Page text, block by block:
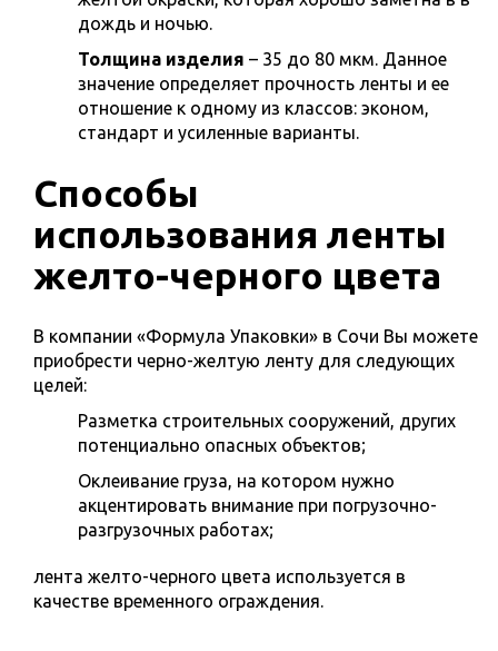
дождь и ночью.
Толщина изделия – 35 до 80 мкм. Данное
значение определяет прочность ленты и ее
отношение к одному из классов: эконом,
стандарт и усиленные варианты.
Способы
использования ленты
желто-черного цвета
В компании «Формула Упаковки» в Сочи Вы можете
приобрести черно-желтую ленту для следующих
целей:
Разметка строительных сооружений, других
потенциально опасных объектов;
Оклеивание груза, на котором нужно
акцентировать внимание при погрузочно-
разгрузочных работах;
лента желто-черного цвета используется в
качестве временного ограждения.